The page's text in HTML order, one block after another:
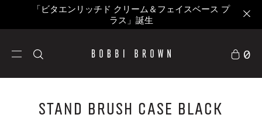
「ビタエンリッチド クリーム＆フェイスベース プ
ラス」誕生
0
Stand Brush Case Black